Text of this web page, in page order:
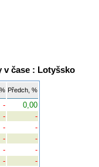
v čase : Lotyšsko
Předch, %
-
0,00
-
-
-
-
-
-
-
-
-
-